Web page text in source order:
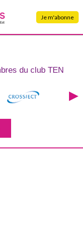
Je m'abonne
du club TEN